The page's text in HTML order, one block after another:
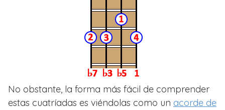
No obstante, la forma más fácil de comprender
estas cuatríadas es viéndolas como un acorde de